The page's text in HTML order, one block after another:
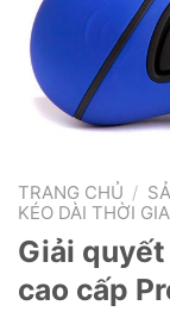
TRANG CHỦ /
KÉO DÀI THỜI
Giải
cao cấp